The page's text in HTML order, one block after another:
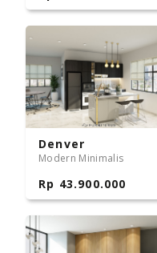
Denver
Modern Minimalis
Rp 43.900.000